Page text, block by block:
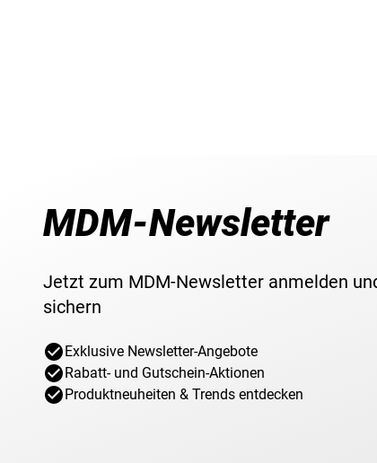
MDM-Newsletter
Jetzt zum MDM-Newsletter anmelden
sichern
Exklusive Newsletter-Angebote
Rabatt- und Gutschein-Aktionen
Produktneuheiten & Trends entdecken